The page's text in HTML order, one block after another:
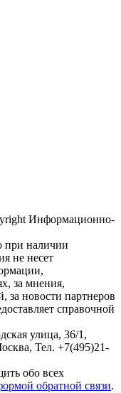
Информационно-
при наличии
не несет
за мнения,
за новости партнеров
справочной
улица, 36/1 ,
Тел. +7(495)21-
обо всех
обратной связи.